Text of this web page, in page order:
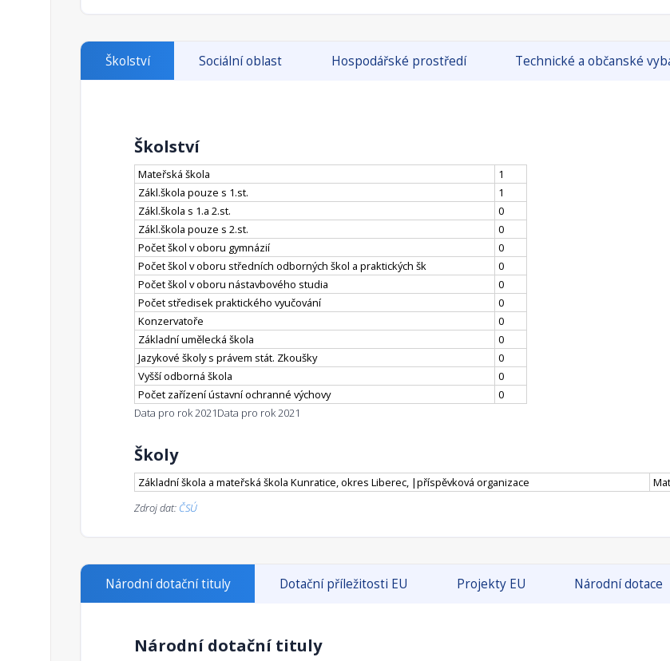
Školství Sociální oblast Hospodářské prostředí Technické a občanské
Školství
Mateřská škola
1
Zákl.škola pouze s 1.st.
1
Zákl.škola s 1.a 2.st.
0
Zákl.škola pouze s 2.st.
0
Počet škol v oboru gymnázií
0
Počet škol v oboru středních odborných škol a praktických šk
0
Počet škol v oboru nástavbového studia
0
Počet středisek praktického vyučování
0
Konzervatoře
0
Základní umělecká škola
0
Jazykové školy s právem stát. Zkoušky
0
Vyšší odborná škola
0
Počet zařízení ústavní ochranné výchovy
0
Data pro rok 2021Data pro rok 2021
Školy
Základní škola a mateřská škola Kunratice, okres Liberec, |příspěvková organizace
Zdroj dat: ČSÚ
Národní dotační tituly Dotační příležitosti EU Projekty EU Národní dotace
Národní dotační tituly